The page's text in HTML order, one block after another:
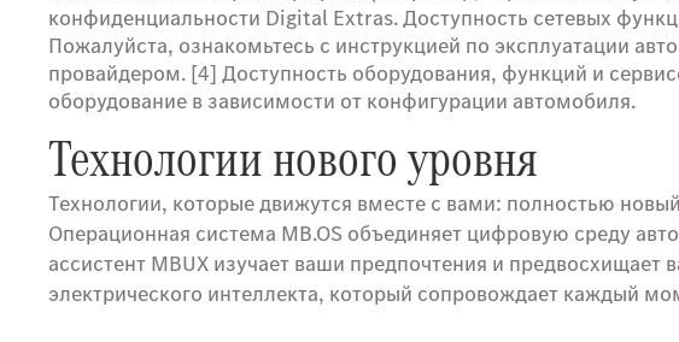
конфиденциальности Digital Extras. Доступность сетевых
Пожалуйста, ознакомьтесь с инструкцией по эксплуатации
провайдером. [4] Доступность оборудования, функций и
оборудование в зависимости от конфигурации автомобиля.
Технологии нового уровня
Технологии, которые движутся вместе с вами: полностью
Операционная система MB.OS объединяет цифровую среду
ассистент MBUX изучает ваши предпочтения и
электрического интеллекта, который сопровождает каждый